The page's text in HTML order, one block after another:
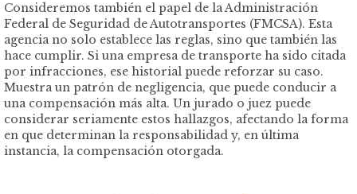
Consideremos también el papel de la Administración
Federal de Seguridad de Autotransportes (FMCSA). Esta
agencia no solo establece las reglas, sino que también las
hace cumplir. Si una empresa de transporte ha sido citada
por infracciones, ese historial puede reforzar su caso.
Muestra un patrón de negligencia, que puede conducir a
una compensación más alta. Un jurado o juez puede
considerar seriamente estos hallazgos, afectando la forma
en que determinan la responsabilidad y, en última
instancia, la compensación otorgada.